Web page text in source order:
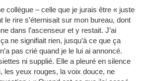
collègue – celle que je jurais être « juste
le rire s’éternisait sur mon bureau, dont
dans l’ascenseur et y restait. J’ai
ne signifiait rien, jusqu’à ce que ça
pas crié quand je le lui ai annoncé.
ni supplié. Elle a pleuré en silence
les yeux rouges, la voix douce, ne